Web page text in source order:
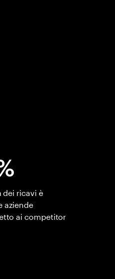
dei ricavi è
aziende
ai competitor